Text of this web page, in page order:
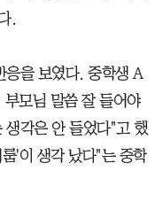
.
응을 보였다. 중학생 A
모님 말씀 잘 들어야
생각은 안 들었다"고 했
'이 생각 났다"는 중학